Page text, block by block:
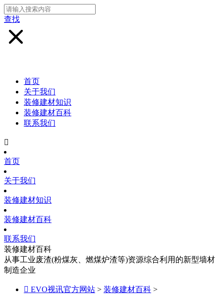
查找
首页
关于我们
装修建材知识
装修建材百科
联系我们

首页
关于我们
装修建材知识
装修建材百科
联系我们
装修建材百科
从事工业废渣(粉煤灰、燃煤炉渣等)资源综合利用的新型墙材
制造企业
 EVO视讯官方网站 > 装修建材百科 >